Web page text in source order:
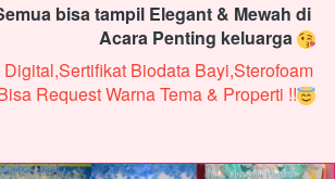
bisa tampil Elegant & Mewah di
Acara Penting keluarga
Biodata Bayi,Sterofoam
Request Warna Tema & Properti !!